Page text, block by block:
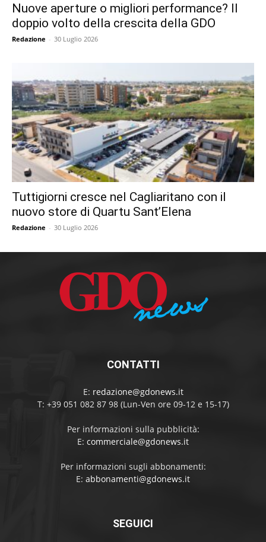
Nuove aperture o migliori performance? Il
doppio volto della crescita della GDO
Redazione - 30 Luglio 2026
Tuttigiorni cresce nel Cagliaritano con il
nuovo store di Quartu Sant’Elena
Redazione - 30 Luglio 2026
CONTATTI
E: redazione@gdonews.it
T: +39 051 082 87 98 (Lun-Ven ore 09-12 e 15-17)
Per informazioni sulla pubblicità:
E: commerciale@gdonews.it
Per informazioni sugli abbonamenti:
E: abbonamenti@gdonews.it
SEGUICI